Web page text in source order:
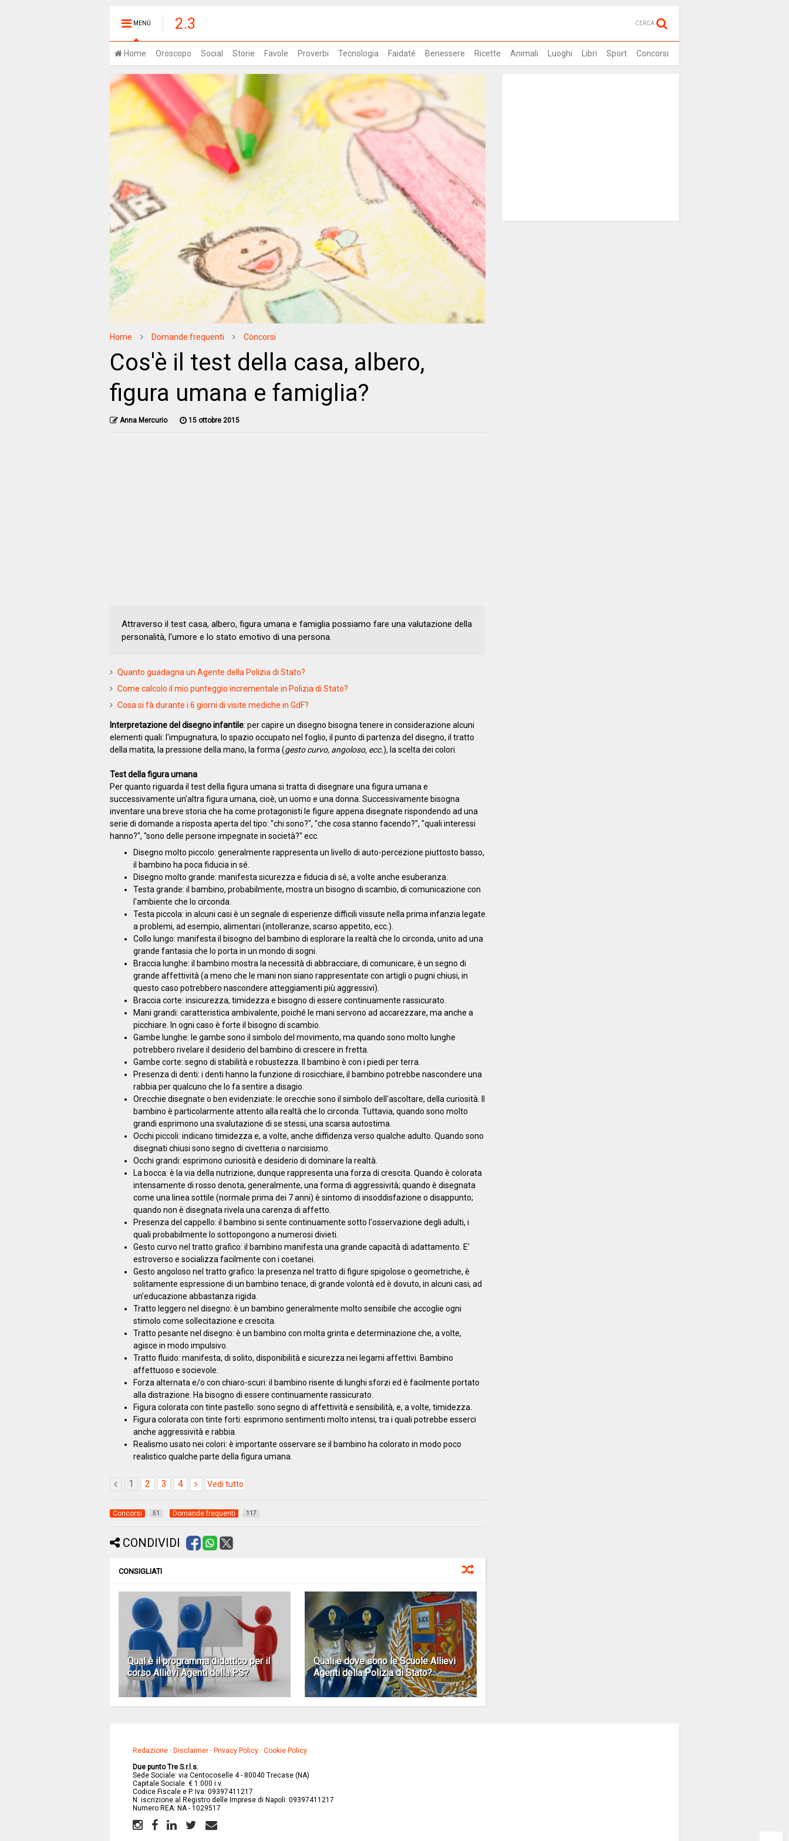
MENÙ 2.3 CERCA
Home Oroscopo Social Storie Favole Proverbi Tecnologia Faidaté Benessere Ricette Animali Luoghi Libri Sport Concorsi
Home Domande frequenti Concorsi
Cos'è il test della casa, albero,
figura umana e famiglia?
Anna Mercurio 15 ottobre 2015
Attraverso il test casa, albero, figura umana e famiglia possiamo fare una valutazione della
personalità, l'umore e lo stato emotivo di una persona.
Quanto guadagna un Agente della Polizia di Stato?
Come calcolo il mio punteggio incrementale in Polizia di Stato?
Cosa si fà durante i 6 giorni di visite mediche in GdF?
Interpretazione del disegno infantile: per capire un disegno bisogna tenere in considerazione alcuni
elementi quali: l'impugnatura, lo spazio occupato nel foglio, il punto di partenza del disegno, il tratto
della matita, la pressione della mano, la forma (gesto curvo, angoloso, ecc.), la scelta dei colori.
Test della figura umana
Per quanto riguarda il test della figura umana si tratta di disegnare una figura umana e
successivamente un'altra figura umana, cioè, un uomo e una donna. Successivamente bisogna
inventare una breve storia che ha come protagonisti le figure appena disegnate rispondendo ad una
serie di domande a risposta aperta del tipo: "chi sono?", "che cosa stanno facendo?", "quali interessi
hanno?", "sono delle persone impegnate in società?" ecc.
Disegno molto piccolo: generalmente rappresenta un livello di auto-percezione piuttosto basso,
il bambino ha poca fiducia in sé.
Disegno molto grande: manifesta sicurezza e fiducia di sé, a volte anche esuberanza.
Testa grande: il bambino, probabilmente, mostra un bisogno di scambio, di comunicazione con
l'ambiente che lo circonda.
Testa piccola: in alcuni casi è un segnale di esperienze difficili vissute nella prima infanzia legate
a problemi, ad esempio, alimentari (intolleranze, scarso appetito, ecc.).
Collo lungo: manifesta il bisogno del bambino di esplorare la realtà che lo circonda, unito ad una
grande fantasia che lo porta in un mondo di sogni.
Braccia lunghe: il bambino mostra la necessità di abbracciare, di comunicare, è un segno di
grande affettività (a meno che le mani non siano rappresentate con artigli o pugni chiusi, in
questo caso potrebbero nascondere atteggiamenti più aggressivi).
Braccia corte: insicurezza, timidezza e bisogno di essere continuamente rassicurato.
Mani grandi: caratteristica ambivalente, poiché le mani servono ad accarezzare, ma anche a
picchiare. In ogni caso è forte il bisogno di scambio.
Gambe lunghe: le gambe sono il simbolo del movimento, ma quando sono molto lunghe
potrebbero rivelare il desiderio del bambino di crescere in fretta.
Gambe corte: segno di stabilità e robustezza. Il bambino è con i piedi per terra.
Presenza di denti: i denti hanno la funzione di rosicchiare, il bambino potrebbe nascondere una
rabbia per qualcuno che lo fa sentire a disagio.
Orecchie disegnate o ben evidenziate: le orecchie sono il simbolo dell'ascoltare, della curiosità. Il
bambino è particolarmente attento alla realtà che lo circonda. Tuttavia, quando sono molto
grandi esprimono una svalutazione di se stessi, una scarsa autostima.
Occhi piccoli: indicano timidezza e, a volte, anche diffidenza verso qualche adulto. Quando sono
disegnati chiusi sono segno di civetteria o narcisismo.
Occhi grandi: esprimono curiosità e desiderio di dominare la realtà.
La bocca: è la via della nutrizione, dunque rappresenta una forza di crescita. Quando è colorata
intensamente di rosso denota, generalmente, una forma di aggressività; quando è disegnata
come una linea sottile (normale prima dei 7 anni) è sintomo di insoddisfazione o disappunto;
quando non è disegnata rivela una carenza di affetto.
Presenza del cappello: il bambino si sente continuamente sotto l'osservazione degli adulti, i
quali probabilmente lo sottopongono a numerosi divieti.
Gesto curvo nel tratto grafico: il bambino manifesta una grande capacità di adattamento. E'
estroverso e socializza facilmente con i coetanei.
Gesto angoloso nel tratto grafico: la presenza nel tratto di figure spigolose o geometriche, è
solitamente espressione di un bambino tenace, di grande volontà ed è dovuto, in alcuni casi, ad
un'educazione abbastanza rigida.
Tratto leggero nel disegno: è un bambino generalmente molto sensibile che accoglie ogni
stimolo come sollecitazione e crescita.
Tratto pesante nel disegno: è un bambino con molta grinta e determinazione che, a volte,
agisce in modo impulsivo.
Tratto fluido: manifesta, di solito, disponibilità e sicurezza nei legami affettivi. Bambino
affettuoso e socievole.
Forza alternata e/o con chiaro-scuri: il bambino risente di lunghi sforzi ed è facilmente portato
alla distrazione. Ha bisogno di essere continuamente rassicurato.
Figura colorata con tinte pastello: sono segno di affettività e sensibilità, e, a volte, timidezza.
Figura colorata con tinte forti: esprimono sentimenti molto intensi, tra i quali potrebbe esserci
anche aggressività e rabbia.
Realismo usato nei colori: è importante osservare se il bambino ha colorato in modo poco
realistico qualche parte della figura umana.
1 2 3 4 Vedi tutto
Concorsi 51 Domande frequenti 117
CONDIVIDI
CONSIGLIATI
Qual è il programma didattico per il
corso Allievi Agenti della PS?
Quali e dove sono le Scuole Allievi
Agenti della Polizia di Stato?
Redazione· Disclaimer· Privacy Policy· Cookie Policy
Due punto Tre S.r.l.s.
Sede Sociale: via Centocoselle 4 - 80040 Trecase (NA)
Capitale Sociale: € 1.000 i.v.
Codice Fiscale e P. Iva: 09397411217
N. iscrizione al Registro delle Imprese di Napoli: 09397411217
Numero REA: NA - 1029517